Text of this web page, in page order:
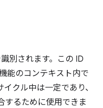
別されます。この ID
能のコンテキスト内で
クル中は一定であり、
するために使用できま